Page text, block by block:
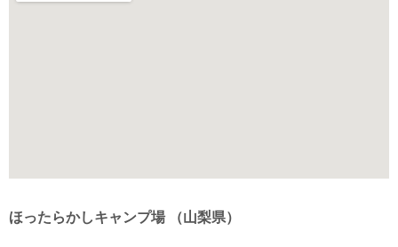
ほったらかしキャンプ場 （山梨県）